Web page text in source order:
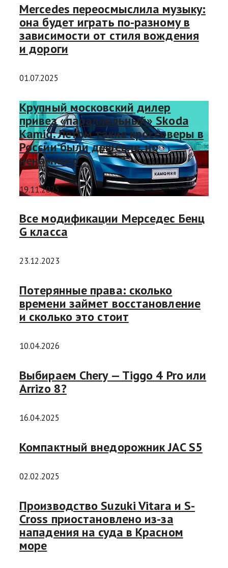
Mercedes переосмыслила музыку:
она будет играть по-разному в
зависимости от стиля вождения
и дороги
01.07.2025
Крупный московский дилер
привез «параллельный» Skoda
Kamiq. Летом такие кроссоверы в
России были дешевле, но
ненамного
19.11.2025
Все модификации Мерседес Бенц
G класса
23.12.2023
Потерянные права: сколько
времени займет восстановление
и сколько это стоит
10.04.2026
Выбираем Chery — Tiggo 4 Pro или
Arrizo 8?
16.04.2025
Компактный внедорожник JAC S5
02.02.2025
Производство Suzuki Vitara и S-
Cross приостановлено из-за
нападения на суда в Красном
море